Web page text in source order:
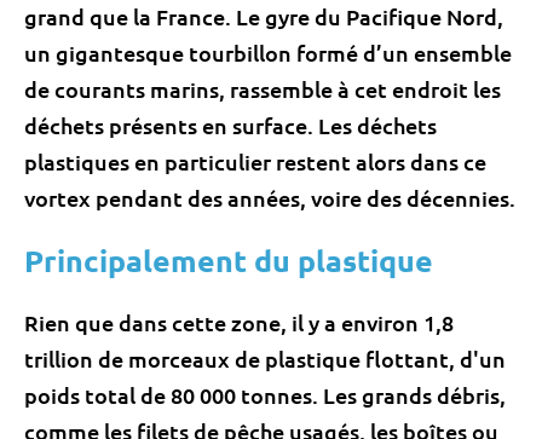
grand que la France. Le gyre du Pacifique Nord,
un gigantesque tourbillon formé d’un ensemble
de courants marins, rassemble à cet endroit les
déchets présents en surface. Les déchets
plastiques en particulier restent alors dans ce
vortex pendant des années, voire des décennies.
Principalement du plastique
Rien que dans cette zone, il y a environ 1,8
trillion de morceaux de plastique flottant, d'un
poids total de 80 000 tonnes. Les grands débris,
comme les filets de pêche usagés, les boîtes ou